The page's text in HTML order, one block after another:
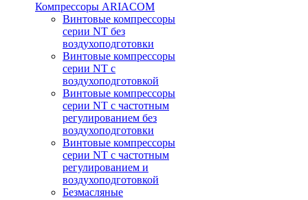
Компрессоры ARIACOM
Винтовые компрессоры
серии NT без
воздухоподготовки
Винтовые компрессоры
серии NT c
воздухоподготовкой
Винтовые компрессоры
серии NT с частотным
регулированием без
воздухоподготовки
Винтовые компрессоры
серии NT с частотным
регулированием и
воздухоподготовкой
Безмасляные